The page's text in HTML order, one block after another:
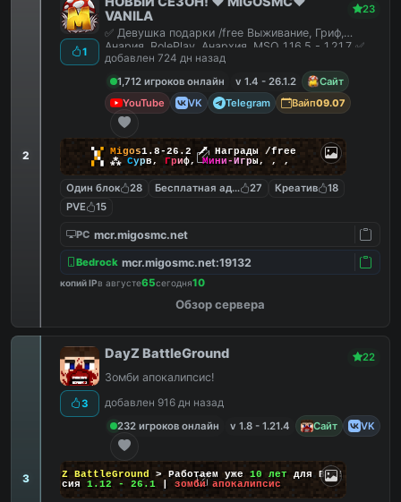
2
1
VANILA
23
✅ Девушка подарки /free Выживание, Гриф,
Анария, RolePlay, Анархия, MSO 1.16.5 - 1.21.7 ✅
добавлен 724 дн назад
1,712 игроков онлайн
v 1.4 - 26.1.2
Сайт
YouTube
VK Telegram Вайп09.07
▚▞ Migos1.8-26.2🗡 Награды /free
▞▚ ⁂ Сурв, Гриф,Мини-Игры, , ,
Один блок 28 Бесплатная админка
27 Креатив
18
PVE
15
PC mcr.migosmc.net
Bedrock mcr.migosmc.net:19132
копий IPв августе65сегодня10
Обзор сервера
3
3
DayZ BattleGround 22
Зомби апокалипсис!
добавлен 916 дн назад
232 игроков онлайн
v 1.8 - 1.21.4 Сайт VK
DayZ BattleGround > Работаем уже 10 лет для Вас!
Версия 1.12 - 26.1 | зомби апокалипсис